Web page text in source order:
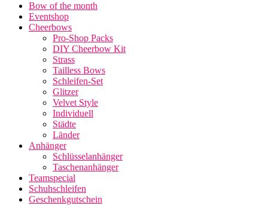
Bow of the month
Eventshop
Cheerbows
Pro-Shop Packs
DIY Cheerbow Kit
Strass
Tailless Bows
Schleifen-Set
Glitzer
Velvet Style
Individuell
Städte
Länder
Anhänger
Schlüsselanhänger
Taschenanhänger
Teamspecial
Schuhschleifen
Geschenkgutschein